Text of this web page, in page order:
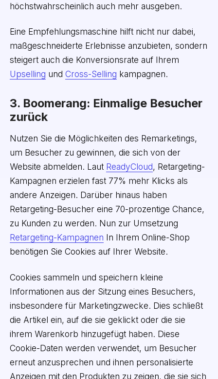
höchstwahrscheinlich auch mehr ausgeben.
Eine Empfehlungsmaschine hilft nicht nur dabei,
maßgeschneiderte Erlebnisse anzubieten, sondern
steigert auch die Konversionsrate auf Ihrem
Upselling und Cross-Selling kampagnen.
3. Boomerang: Einmalige Besucher
zurück
Nutzen Sie die Möglichkeiten des Remarketings,
um Besucher zu gewinnen, die sich von der
Website abmelden. Laut ReadyCloud, Retargeting-
Kampagnen erzielen fast 77% mehr Klicks als
andere Anzeigen. Darüber hinaus haben
Retargeting-Besucher eine 70-prozentige Chance,
zu Kunden zu werden. Nun zur Umsetzung
Retargeting-Kampagnen In Ihrem Online-Shop
benötigen Sie Cookies auf Ihrer Website.
Cookies sammeln und speichern kleine
Informationen aus der Sitzung eines Besuchers,
insbesondere für Marketingzwecke. Dies schließt
die Artikel ein, auf die sie geklickt oder die sie
ihrem Warenkorb hinzugefügt haben. Diese
Cookie-Daten werden verwendet, um Besucher
erneut anzusprechen und ihnen personalisierte
Anzeigen mit den Produkten zu zeigen, die sie sich